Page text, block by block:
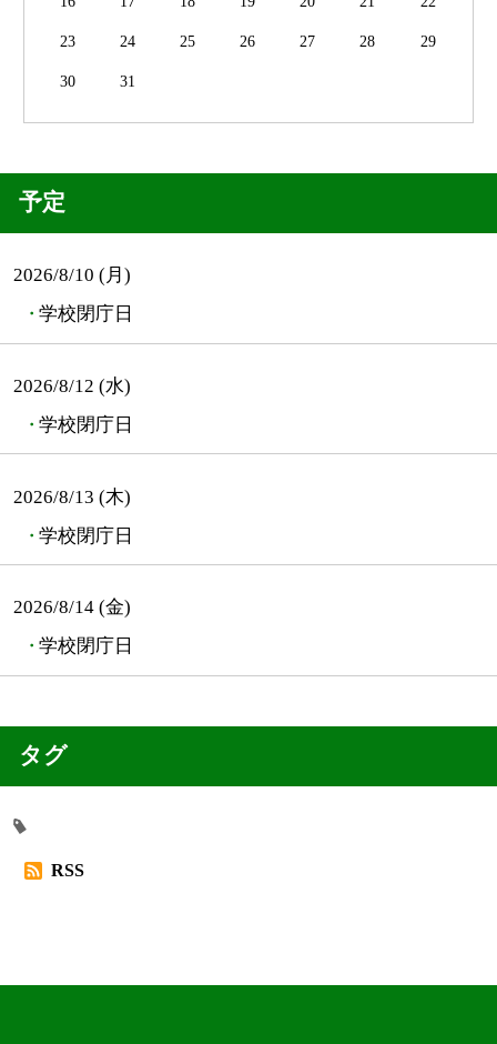
23 24 25 26 27 28 29
30 31
予定
2026/8/10 (月)
学校閉庁日
2026/8/12 (水)
学校閉庁日
2026/8/13 (木)
学校閉庁日
2026/8/14 (金)
学校閉庁日
タグ
RSS